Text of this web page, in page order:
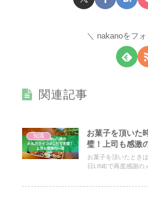
nakanoをフ
関連記事
知識
お菓子を頂いた
璧！上司も感激
お菓子を頂いたとき
日LINEで再度感謝の